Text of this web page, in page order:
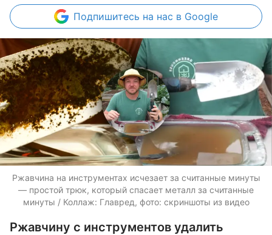
Подпишитесь на нас в Google
Ржавчина на инструментах исчезает за считанные минуты
— простой трюк, который спасает металл за считанные
минуты / Коллаж: Главред, фото: скриншоты из видео
Ржавчину с инструментов удалить